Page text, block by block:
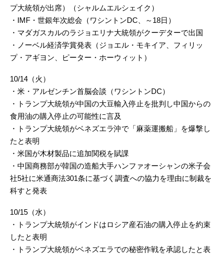
プ大統領が出席）（シャルムエルシェイク）
・IMF・世銀年次総会（ワシントンDC、～18日）
・マダガスカルのラジョエリナ大統領がクーデターで出国
・ノーベル経済学賞発表（ジョエル・モキイア、フィリッ
プ・アギヨン、ピーター・ホーウィット）
10/14（火）
・米・アルゼンチン首脳会談（ワシントンDC）
・トランプ大統領が中国の大豆輸入停止を批判し中国からの
食用油の購入停止の可能性に言及
・トランプ大統領がベネズエラ沖で「麻薬運搬船」を爆撃し
たと表明
・米国が木材製品に追加関税を賦課
・中国商務部が韓国の造船大手ハンファオーシャンの米子会
社5社に米通商法301条に基づく調査への協力を理由に制裁を
科すと発表
10/15（水）
・トランプ大統領がインドはロシア産石油の購入停止を約束
したと表明
・トランプ大統領がベネズエラでの秘密作戦を承認したと表